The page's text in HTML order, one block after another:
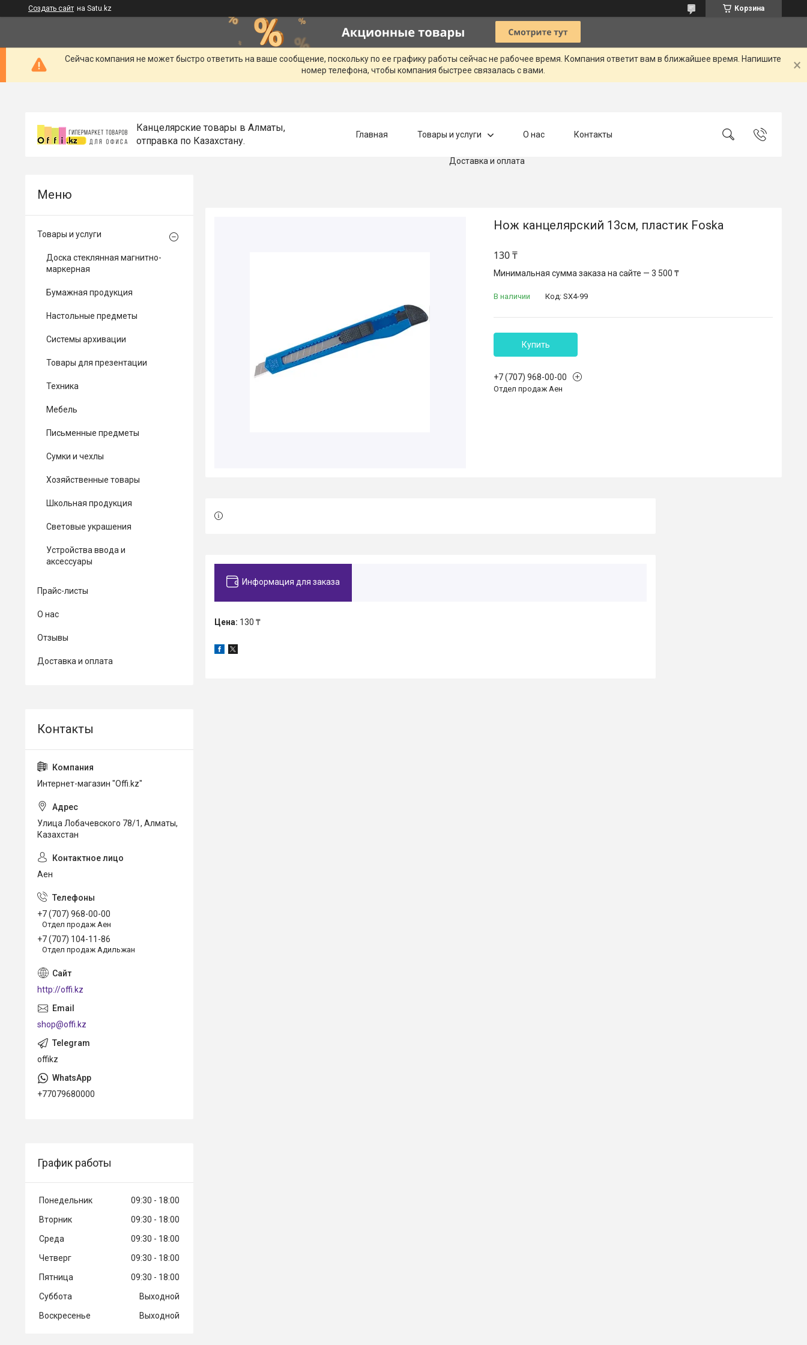
Создать сайт на Satu.kz Корзина
Сейчас компания не может быстро ответить на ваше сообщение, поскольку по ее графику работы сейчас не рабочее время. Компания ответит вам в ближайшее время. Напишите
номер телефона, чтобы компания быстрее связалась с вами.
Канцелярские товары в Алматы,
отправка по Казахстану.
Главная Товары и услуги О нас Контакты
Доставка и оплата
Нож канцелярский 13см, пластик Foska
130 ₸
Минимальная сумма заказа на сайте — 3 500 ₸
В наличии Код: SX4-99
Купить
+7 (707) 968-00-00
Отдел продаж Аен
Информация для заказа
Цена: 130 ₸
Товары и услуги
Доска стеклянная магнитно-
маркерная
Бумажная продукция
Настольные предметы
Системы архивации
Товары для презентации
Техника
Мебель
Письменные предметы
Сумки и чехлы
Хозяйственные товары
Школьная продукция
Световые украшения
Устройства ввода и
аксессуары
Прайс-листы
О нас
Отзывы
Доставка и оплата
Интернет-магазин "Offi.kz"
Улица Лобачевского 78/1, Алматы,
Казахстан
Аен
+7 (707) 968-00-00
Отдел продаж Аен
+7 (707) 104-11-86
Отдел продаж Адильжан
http://offi.kz
shop@offi.kz
offikz
+77079680000
График работы
Понедельник 09:30
18:00
Вторник
09:30
18:00
Среда
09:30
18:00
Четверг
09:30
18:00
Пятница
09:30
18:00
Суббота
Выходной
Воскресенье
Выходной